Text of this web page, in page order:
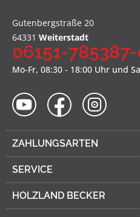
Gutenbergstraße 20
64331 Weiterstadt
06151-
Mo-Fr, 08:30 - 18:00 Uhr und
ZAHLUNGSARTEN
SERVICE
HOLZLAND BECKER